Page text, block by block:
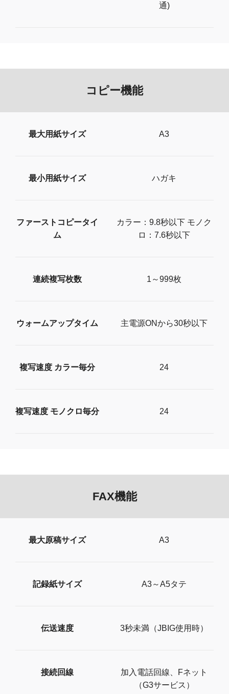
通)
コピー機能
最大用紙サイズ A3
最小用紙サイズ ハガキ
ファーストコピータイ
ム
カラー：9.8秒以下 モノク
ロ：7.6秒以下
連続複写枚数 1～999枚
ウォームアップタイム 主電源ONから30秒以下
複写速度 カラー毎分 24
複写速度 モノクロ毎分 24
FAX機能
最大原稿サイズ A3
記録紙サイズ A3～A5タテ
伝送速度 3秒未満（JBIG使用時）
接続回線
加入電話回線、Fネット
（G3サービス）